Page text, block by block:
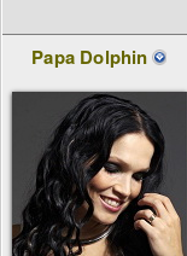
Papa Dolphin